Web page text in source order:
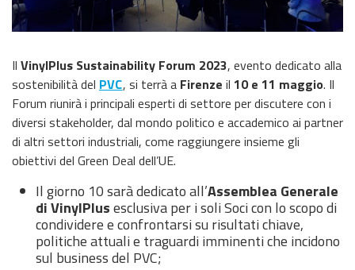
Il VinylPlus Sustainability Forum 2023, evento dedicato alla
sostenibilità del PVC, si terrà a Firenze il 10 e 11 maggio. Il
Forum riunirà i principali esperti di settore per discutere con i
diversi stakeholder, dal mondo politico e accademico ai partner
di altri settori industriali, come raggiungere insieme gli
obiettivi del Green Deal dell’UE.
Il giorno 10 sarà dedicato all’Assemblea Generale
di VinylPlusesclusiva per i soli Soci con lo scopo di
condividere e confrontarsi su risultati chiave,
politiche attuali e traguardi imminenti che incidono
sul business del PVC;